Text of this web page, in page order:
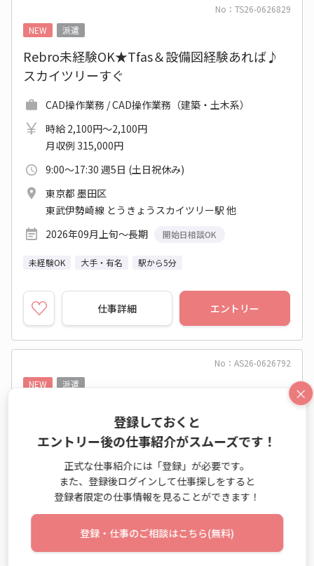
No：TS26-0626829
NEW
派遣
Rebro未経験OK★Tfas＆設備図経験あれば♪
スカイツリーすぐ
CAD操作業務 / CAD操作業務（建築・土木系）
時給 2,100円～2,100円
月収例 315,000円
9:00～17:30 週5日 (土日祝休み)
東京都 墨田区
東武伊勢崎線 とうきょうスカイツリー駅 他
2026年09月上旬～長期
開始日相談OK
未経験OK 大手・有名 駅から5分
仕事詳細 エントリー
No：AS26-0626792
NEW
派遣
経理業務 / 一般事務・OA事務 / 経理・財務
時給 1,850円～1,850円
9:20～17:47 週5日 (土日祝休み)
東京都 墨田区
×
登録しておくと
エントリー後の仕事紹介がスムーズです！
正式な仕事紹介には「登録」が必要です。
また、登録後ログインして仕事探しをすると
登録者限定の仕事情報を見ることができます！
登録・仕事のご相談はこちら(無料)